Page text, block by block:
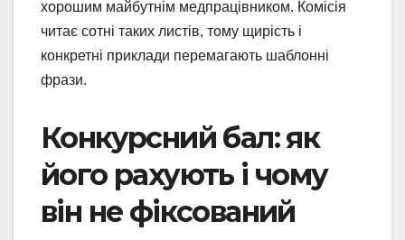
хорошим майбутнім медпрацівником. Комісія
читає сотні таких листів, тому щирість і
конкретні приклади перемагають шаблонні
фрази.
Конкурсний бал: як
його рахують і чому
він не фіксований